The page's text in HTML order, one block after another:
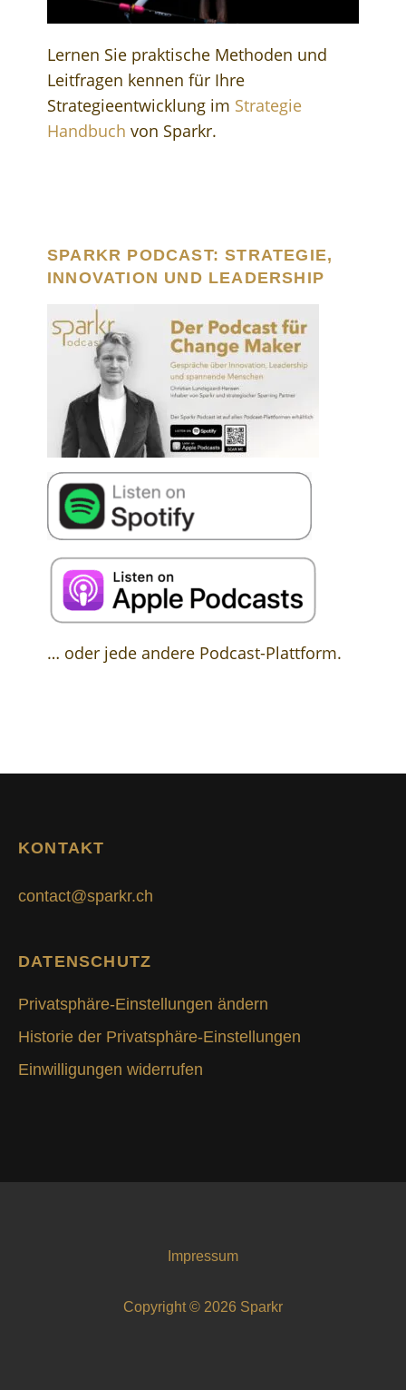
Lernen Sie praktische Methoden und
Leitfragen kennen für Ihre
Strategieentwicklung im Strategie
Handbuch von Sparkr.
SPARKR PODCAST: STRATEGIE,
INNOVATION UND LEADERSHIP
… oder jede andere Podcast-Plattform.
KONTAKT
contact@sparkr.ch
DATENSCHUTZ
Privatsphäre-Einstellungen ändern
Historie der Privatsphäre-Einstellungen
Einwilligungen widerrufen
Impressum
Copyright © 2026 Sparkr